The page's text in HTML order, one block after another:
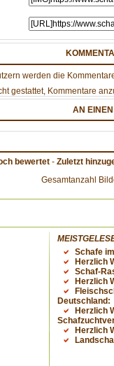
werden die
gestattet, Kommentare
AN
bewertet - Zuletzt
Gesamtanzahl
Schafe
Herzlich
Schaf-
Herzlich
Deutschland:
Herzlich
Herzlich